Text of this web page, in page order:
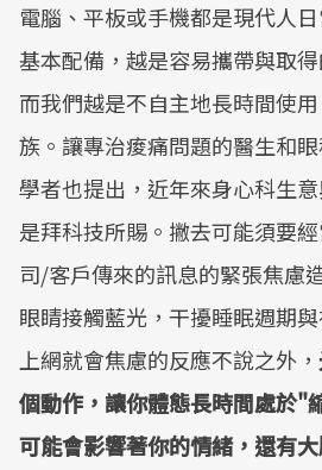
電腦、平板或手機都是現代人
基本配備，越是容易攜帶與取
而我們越是不自主地長時間使
族。讓專治痠痛問題的醫生和
學者也提出，近年來身心科生
是拜科技所賜。撇去可能須要
司/客戶傳來的訊息的緊張焦慮
眼睛接觸藍光，干擾睡眠週期
上網就會焦慮的反應不說之外，
個動作，讓你體態長時間處於"
可能會影響著你的情緒，還有